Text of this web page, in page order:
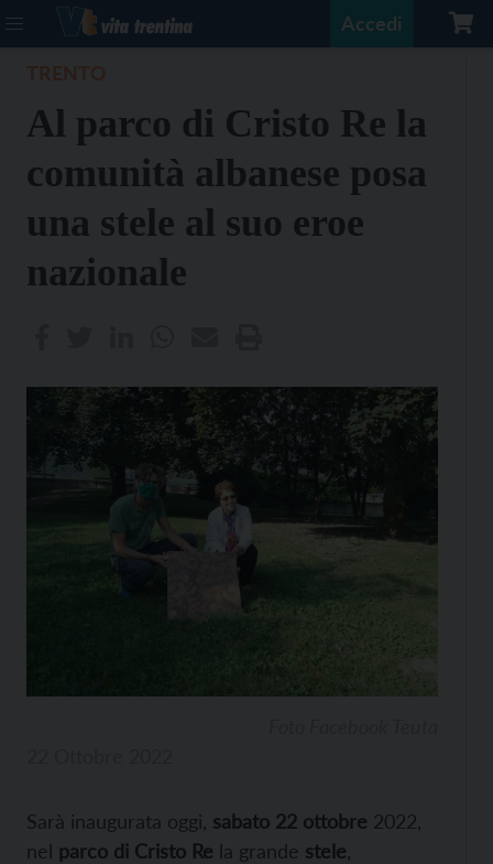
Accedi
Al parco di Cristo Re la
comunità albanese posa
una stele al suo eroe
nazionale
Sarà inaugurata oggi, sabato 22 ottobre 2022,
nel parco di Cristo Re la grande stele